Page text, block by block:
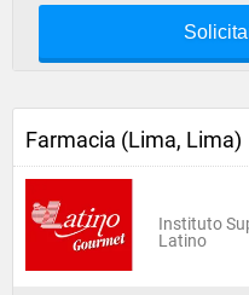
Farmacia (Lima, Lima)
Instituto
Latino